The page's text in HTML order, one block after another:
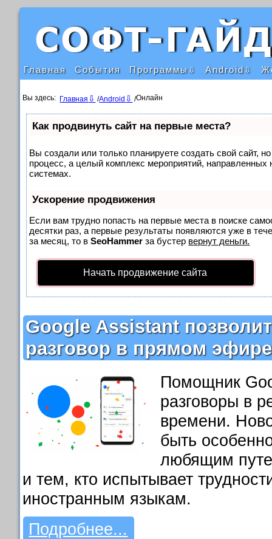
Главная События Программы Android
Вы здесь: Главная /Android /Онлайн
Как продвинуть сайт на первые места?
Вы создали или только планируете создать свой сайт,
процесс, а целый комплекс мероприятий,
системах.
Ускорение продвижения
Если вам трудно попасть на первые места в поиске
десятки раз, а первые результаты появляются уже в
за месяц, то вSeoHammer за бустер вернут деньги.
Начать продвижение сайта
Google Assistant
разговор в прямом эфире
Помощник
разговоры в
времени.
быть
любящим
и тем, кто испытывает
иностранным языкам.
Подробнее...